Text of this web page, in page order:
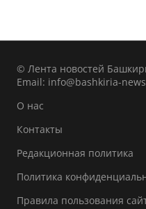
© Лента новостей
Email: info@bashkiria-
О нас
Контакты
Редакционная политика
Политика
Правила пользования